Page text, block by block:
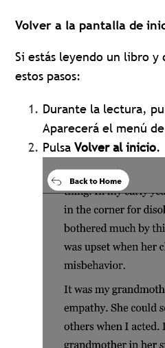
Volver a la pantalla de
Si estás leyendo un libro
estos pasos:
Durante la lectura,
Aparecerá el menú
PulsaVolver al inicio.